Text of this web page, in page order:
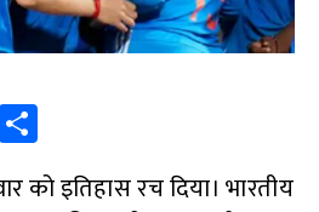
Te
le h
को इतिहास रच दिया। भारतीय